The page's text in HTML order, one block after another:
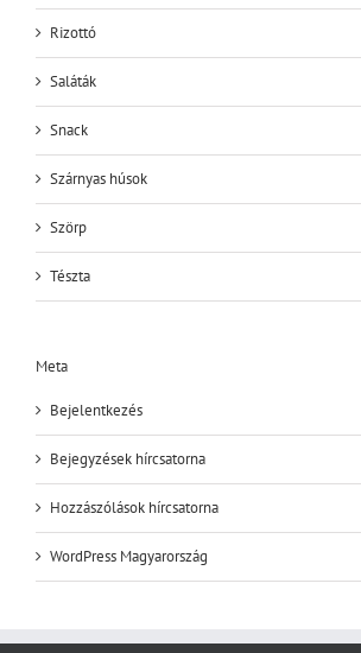
Rizottó
Saláták
Snack
Szárnyas húsok
Szörp
Tészta
Meta
Bejelentkezés
Bejegyzések hírcsatorna
Hozzászólások hírcsatorna
WordPress Magyarország